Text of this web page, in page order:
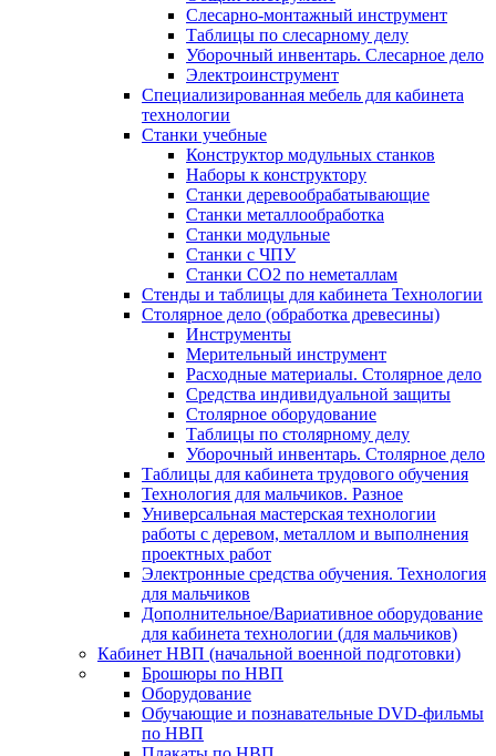
Слесарно-монтажный инструмент
Таблицы по слесарному делу
Уборочный инвентарь. Слесарное дело
Электроинструмент
Специализированная мебель для кабинета
технологии
Станки учебные
Конструктор модульных станков
Наборы к конструктору
Станки деревообрабатывающие
Станки металлообработка
Станки модульные
Станки с ЧПУ
Станки СО2 по неметаллам
Стенды и таблицы для кабинета Технологии
Столярное дело (обработка древесины)
Инструменты
Мерительный инструмент
Расходные материалы. Столярное дело
Средства индивидуальной защиты
Столярное оборудование
Таблицы по столярному делу
Уборочный инвентарь. Столярное дело
Таблицы для кабинета трудового обучения
Технология для мальчиков. Разное
Универсальная мастерская технологии
работы с деревом, металлом и выполнения
проектных работ
Электронные средства обучения. Технология
для мальчиков
Дополнительное/Вариативное оборудование
для кабинета технологии (для мальчиков)
Кабинет НВП (начальной военной подготовки)
Брошюры по НВП
Оборудование
Обучающие и познавательные DVD-фильмы
по НВП